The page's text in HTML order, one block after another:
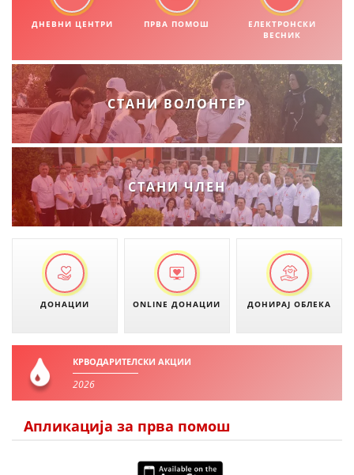
МЕЃУНАРОДНА СОРАБОТКА
ЗНАЧЕЊЕ НА СЛУЖБАТА ЗА БАРАЊЕ
ФОРМУЛАРИ ЗА БАРАЊА
ЗДРАВСТВЕНО ПРЕВЕНТИВНА ДЕЈНОСТ
ПРВА ПОМОШ
КРВОДАРИТЕЛСТВО
МЕНАЏМЕНТ НА ВОЛОНТЕРИ
ДЕЈСТВУВАЊЕ
ДНЕВНИ ЦЕНТРИ ПРВА ПОМОШ
ЕЛЕКТРОНСКИ
ВЕСНИК
СТАНИ ВОЛОНТЕР
СТАНИ ЧЛЕН
ДОНАЦИИ ONLINE ДОНАЦИИ ДОНИРАЈ ОБЛЕКА
КРВОДАРИТЕЛСКИ АКЦИИ
2026
Апликација за прва помош